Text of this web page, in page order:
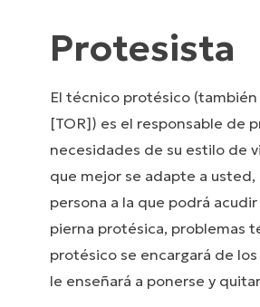
Protesista
El técnico protésico
[TOR]) es el responsable de
necesidades de su estilo de
que mejor se adapte a
persona a la que podrá
pierna protésica, problemas
protésico se encargará de
le enseñará a ponerse y